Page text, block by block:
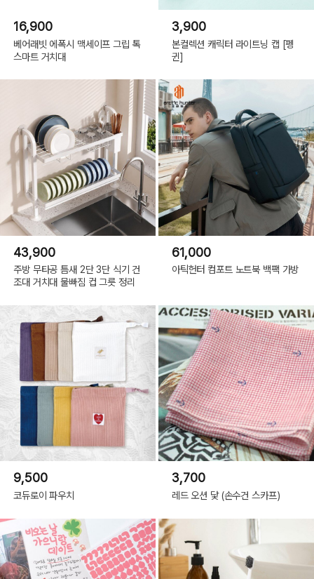
스노우데이
16,900
베어래빗 에폭시 맥세이프 그립 톡
스마트 거치대
3,900
본컬렉션 캐릭터 라이트닝 캡 [펭
귄]
43,900
주방 무타공 틈새 2단 3단 식기 건
조대 거치대 물빠짐 컵 그릇 정리
61,000
아틱헌터 컴포트 노트북 백팩 가방
9,500
코듀로이 파우치
3,700
레드 오션 닻 (손수건 스카프)